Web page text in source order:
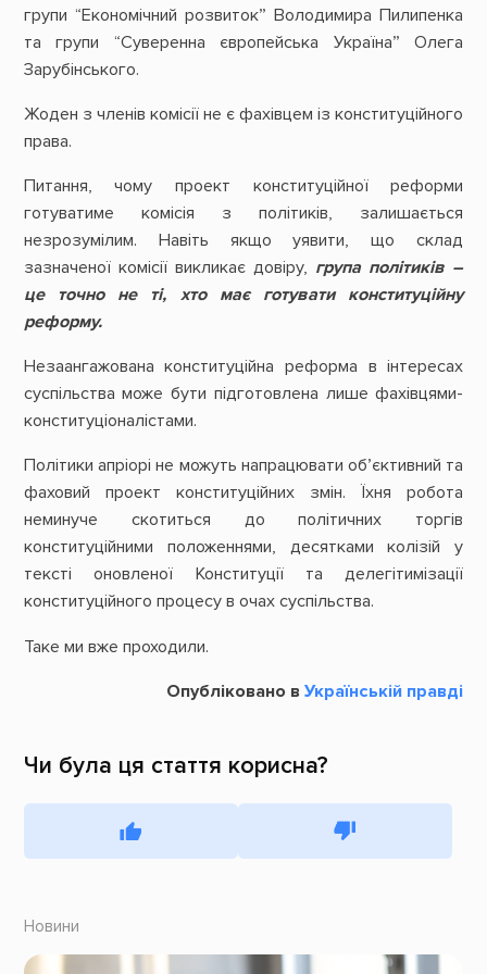
групи “Економічний розвиток” Володимира Пилипенка
та групи “Суверенна європейська Україна” Олега
Зарубінського.
Жоден з членів комісії не є фахівцем із конституційного
права.
Питання, чому проект конституційної реформи
готуватиме комісія з політиків, залишається
незрозумілим. Навіть якщо уявити, що склад
зазначеної комісії викликає довіру, група політиків –
це точно не ті, хто має готувати конституційну
реформу.
Незаангажована конституційна реформа в інтересах
суспільства може бути підготовлена лише фахівцями-
конституціоналістами.
Політики апріорі не можуть напрацювати об’єктивний та
фаховий проект конституційних змін. Їхня робота
неминуче скотиться до політичних торгів
конституційними положеннями, десятками колізій у
тексті оновленої Конституції та делегітимізації
конституційного процесу в очах суспільства.
Таке ми вже проходили.
Опубліковано вУкраїнській правді
Чи була ця стаття корисна?
Новини